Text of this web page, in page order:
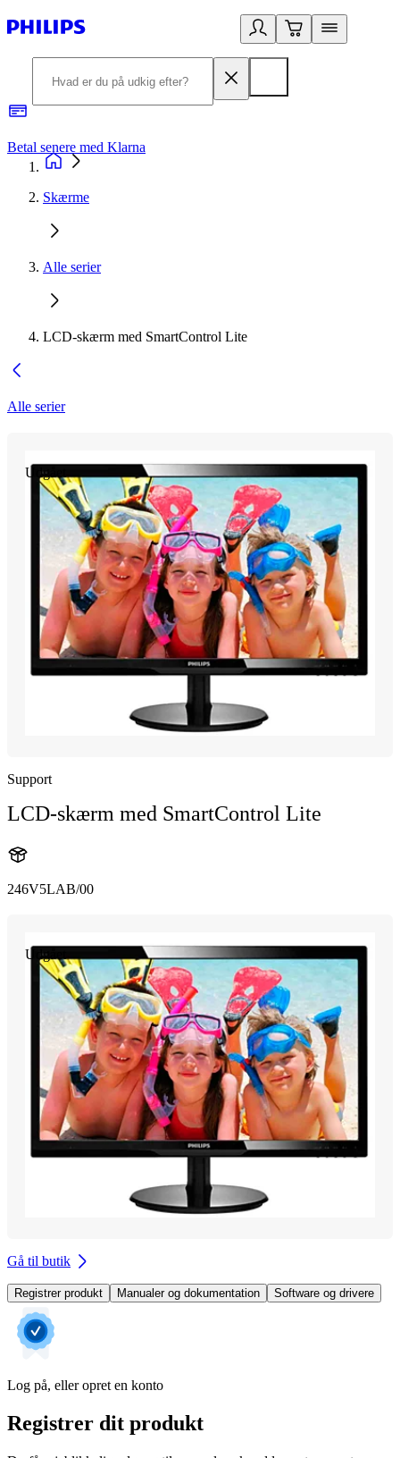
Betal senere med Klarna
Skærme
Alle serier
LCD-skærm med SmartControl Lite
Alle serier
Udgået
Support
LCD-skærm med SmartControl Lite
246V5LAB/00
Udgået
Gå til butik
Registrer produkt Manualer og dokumentation Software og drivere
Log på, eller opret en konto
Registrer dit produkt